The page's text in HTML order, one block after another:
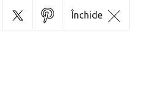
Închide